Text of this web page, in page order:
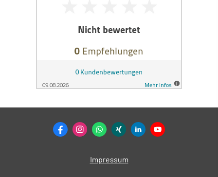
Impressum